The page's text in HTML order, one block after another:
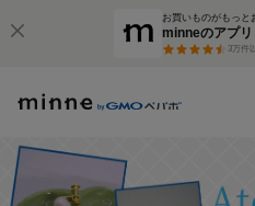
お買いものがもっと
minneのアプリ
3万件